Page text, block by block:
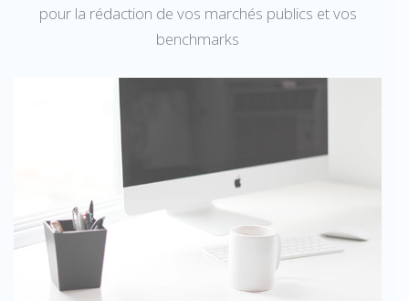
pour la rédaction de vos marchés publics et vos
benchmarks